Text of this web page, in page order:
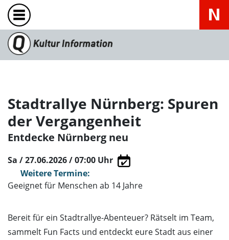
Stadtrallye Nürnberg: Spuren
der Vergangenheit
Entdecke Nürnberg neu
Sa / 27.06.2026 / 07:00 Uhr
Weitere Termine:
Geeignet für Menschen ab 14 Jahre
Bereit für ein Stadtrallye-Abenteuer? Rätselt im Team,
sammelt Fun Facts und entdeckt eure Stadt aus einer